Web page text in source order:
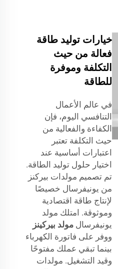
خيارات توليد طاقة
فعالة من حيث
التكلفة وموفرة
للطاقة
في عالم الأعمال
التنافسي اليوم، فإن
الكفاءة والفعالية من
حيث التكلفة تعتبر
اعتبارات أساسية عند
اختيار حلول توليد الطاقة.
تم تصميم مولدات بيركنز
من يونيفرسال خصيصًا
لإنتاج طاقة اقتصادية
وموثوقة. امتلك مولد
يونيفرسال مولد بيركينز
ووفر على فاتورة الكهرباء
بينما تبقي عملك مفتوحًا
وقيد التشغيل. مولدات